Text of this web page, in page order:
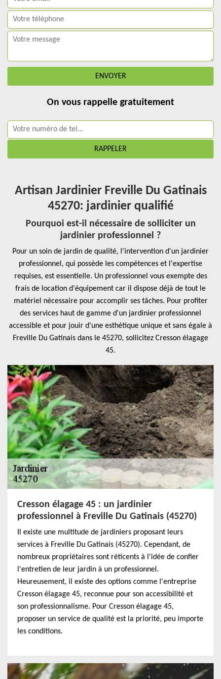
On vous rappelle gratuitement
Artisan Jardinier Freville Du Gatinais
45270: jardinier qualifié
Pourquoi est-il nécessaire de solliciter un
jardinier professionnel ?
Pour un soin de jardin de qualité, l'intervention d'un jardinier
professionnel, qui possède les compétences et l'expertise
requises, est essentielle. Un professionnel vous exempte des
frais de location d'équipement car il dispose déjà de tout le
matériel nécessaire pour accomplir ses tâches. Pour profiter
des services haut de gamme d'un jardinier professionnel
accessible et pour jouir d'une esthétique unique et sans égale à
Freville Du Gatinais dans le 45270, sollicitez Cresson élagage
45.
Cresson élagage 45 : un jardinier
professionnel à Freville Du Gatinais (45270)
Il existe une multitude de jardiniers proposant leurs
services à Freville Du Gatinais (45270). Cependant, de
nombreux propriétaires sont réticents à l'idée de confier
l'entretien de leur jardin à un professionnel.
Heureusement, il existe des options comme l'entreprise
Cresson élagage 45, reconnue pour son accessibilité et
son professionnalisme. Pour Cresson élagage 45,
proposer un service de qualité est la priorité, peu importe
les conditions.